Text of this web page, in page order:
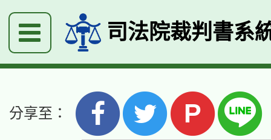
司法院裁判書系
分享至： P